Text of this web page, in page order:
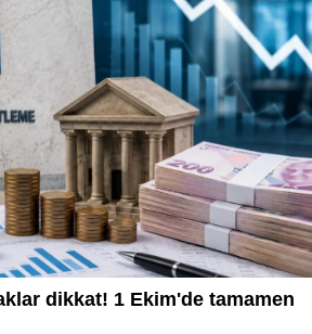
dikkat! 1 Ekim'de tamamen